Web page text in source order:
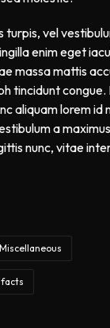
turpis, vel
enim eget
massa mattis
tincidunt congue.
aliquam lorem id
a
nunc, vitae
Miscellaneous
facts